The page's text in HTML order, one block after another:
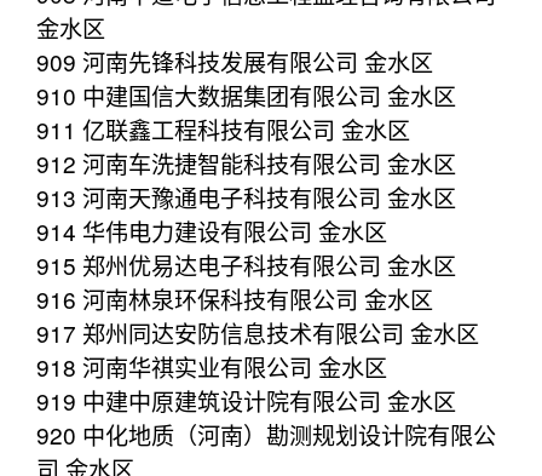
金水区
909 河南先锋科技发展有限公司 金水区
910 中建国信大数据集团有限公司 金水区
911 亿联鑫工程科技有限公司 金水区
912 河南车洗捷智能科技有限公司 金水区
913 河南天豫通电子科技有限公司 金水区
914 华伟电力建设有限公司 金水区
915 郑州优易达电子科技有限公司 金水区
916 河南林泉环保科技有限公司 金水区
917 郑州同达安防信息技术有限公司 金水区
918 河南华祺实业有限公司 金水区
919 中建中原建筑设计院有限公司 金水区
920 中化地质（河南）勘测规划设计院有限公
司 金水区